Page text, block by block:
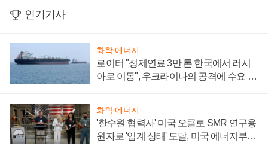
인기기사
화학·에너지
로이터 "정제연료 3만 톤 한국에서 러시
아로 이동", 우크라이나의 공격에 수요 늘
화학·에너지
'한수원 협력사' 미국 오클로 SMR 연구용
원자로 '임계 상태' 도달, 미국 에너지부